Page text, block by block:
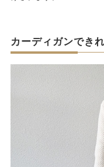
カーディガンでき